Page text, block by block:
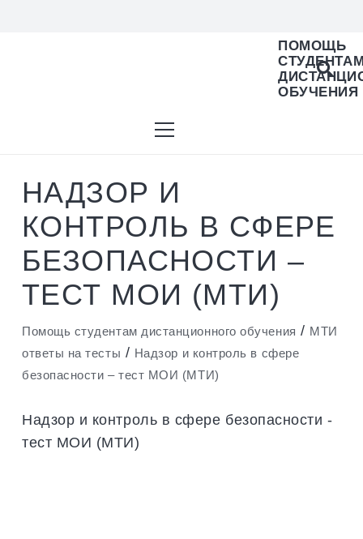
ПОМОЩЬ
ОБУЧЕНИЯ
списке найденных результатов
НАДЗОР И
КОНТРОЛЬ В СФЕРЕ
БЕЗОПАСНОСТИ –
ТЕСТ МОИ (МТИ)
Помощь студентам дистанционного обучения / МТИ
ответы на тесты / Надзор и контроль в сфере
безопасности – тест МОИ (МТИ)
Надзор и контроль в сфере безопасности -
тест МОИ (МТИ)